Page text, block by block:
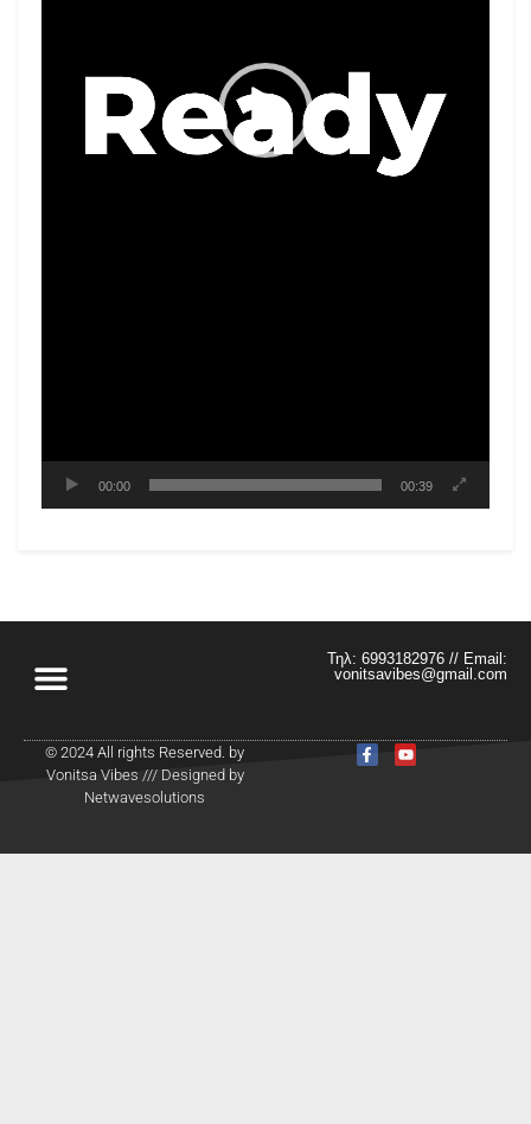
00:00 00:39
Τηλ: 6993182976 // Email:
vonitsavibes@gmail.com
© 2024 All rights Reserved. by
Vonitsa Vibes /// Designed by
Netwavesolutions